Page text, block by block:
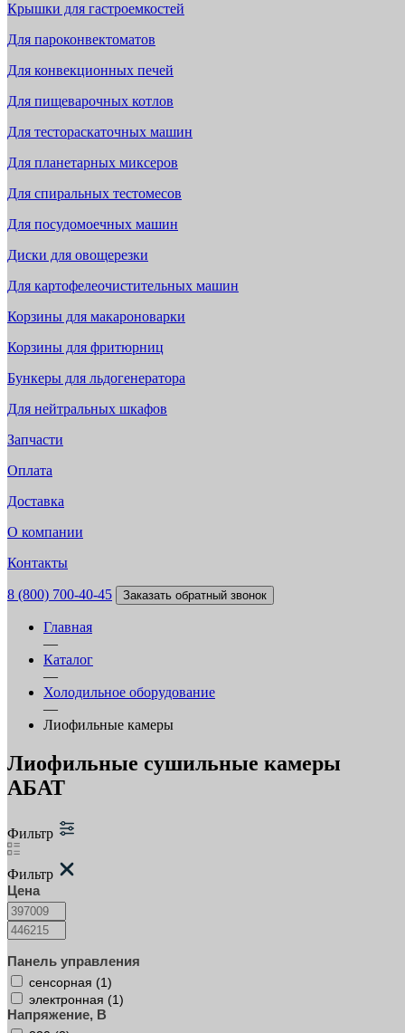
Крышки для гастроемкостей
Для пароконвектоматов
Для конвекционных печей
Для пищеварочных котлов
Для тестораскаточных машин
Для планетарных миксеров
Для спиральных тестомесов
Для посудомоечных машин
Диски для овощерезки
Для картофелеочистительных машин
Корзины для макароноварки
Корзины для фритюрниц
Бункеры для льдогенератора
Для нейтральных шкафов
Запчасти
Оплата
Доставка
О компании
Контакты
8 (800) 700-40-45 Заказать обратный звонок
Главная
—
Каталог
—
Холодильное оборудование
—
Лиофильные камеры
Лиофильные сушильные камеры
АБАТ
Фильтр
Фильтр
Цена
Панель управления
сенсорная (1)
электронная (1)
Напряжение, В